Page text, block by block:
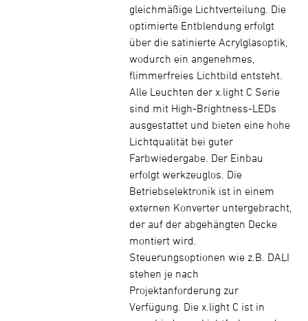
gleichmäßige Lichtverteilung. Die
optimierte Entblendung erfolgt
über die satinierte Acrylglasoptik,
wodurch ein angenehmes,
flimmerfreies Lichtbild entsteht.
Alle Leuchten der x.light C Serie
sind mit High-Brightness-LEDs
ausgestattet und bieten eine hohe
Lichtqualität bei guter
Farbwiedergabe. Der Einbau
erfolgt werkzeuglos. Die
Betriebselektronik ist in einem
externen Konverter untergebracht,
der auf der abgehängten Decke
montiert wird.
Steuerungsoptionen wie z.B. DALI
stehen je nach
Projektanforderung zur
Verfügung. Die x.light C ist in